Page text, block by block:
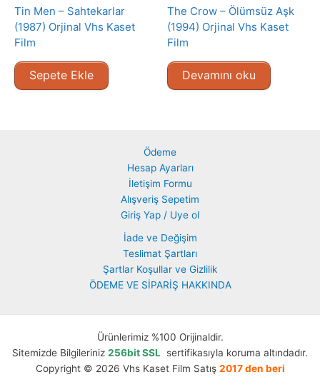
Tin Men – Sahtekarlar
(1987) Orjinal Vhs Kaset
Film
Sepete Ekle
The Crow – Ölümsüz Aşk
(1994) Orjinal Vhs Kaset
Film
Devamını oku
Ödeme
Hesap Ayarları
İletişim Formu
Alışveriş Sepetim
Giriş Yap / Uye ol
İade ve Değişim
Teslimat Şartları
Şartlar Koşullar ve Gizlilik
ÖDEME VE SİPARİŞ HAKKINDA
Ürünlerimiz %100 Orijinaldir.
Sitemizde Bilgileriniz 256bit SSL sertifikasıyla koruma altındadır.
Copyright © 2026 Vhs Kaset Film Satış 2017 den beri